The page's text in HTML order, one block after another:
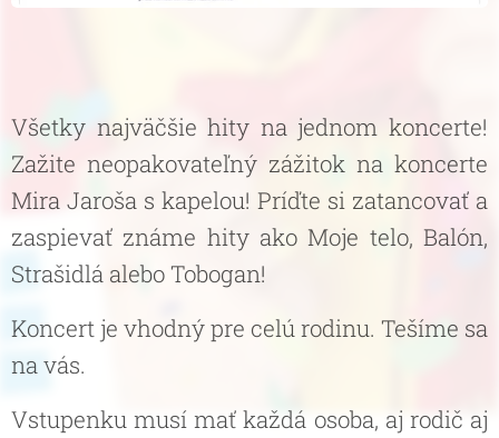
Všetky najväčšie hity na jednom koncerte!
Zažite neopakovateľný zážitok na koncerte
Mira Jaroša s kapelou! Príďte si zatancovať a
zaspievať známe hity ako Moje telo, Balón,
Strašidlá alebo Tobogan!
Koncert je vhodný pre celú rodinu. Tešíme sa
na vás.
Vstupenku musí mať každá osoba, aj rodič aj